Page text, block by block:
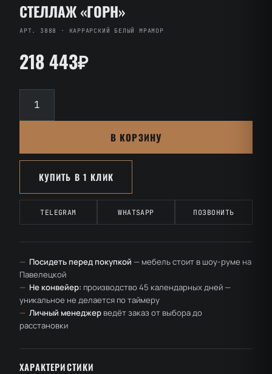
СТЕЛЛАЖ «ГОРН»
АРТ. 3888 · КАРРАРСКИЙ БЕЛЫЙ МРАМОР
218 443₽
товара
В КОРЗИНУ
КУПИТЬ В 1 КЛИК
TELEGRAM WHATSAPP ПОЗВОНИТЬ
— Посидеть перед покупкой — мебель стоит в шоу-руме на
Павелецкой
— Не конвейер: производство 45 календарных дней —
уникальное не делается по таймеру
— Личный менеджер ведёт заказ от выбора до
расстановки
ХАРАКТЕРИСТИКИ